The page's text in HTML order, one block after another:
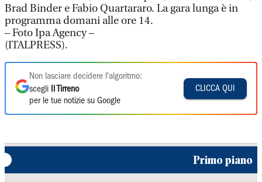
Brad Binder e Fabio Quartararo. La gara lunga è in
programma domani alle ore 14.
– Foto Ipa Agency –
(ITALPRESS).
Non lasciare decidere l'algoritmo:
scegli
Il Tirreno
per le tue notizie su Google
CLICCA QUI
Primo piano